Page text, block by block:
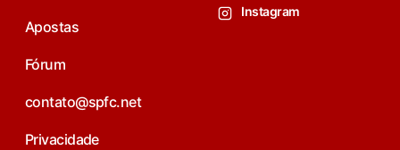
Apostas
Fórum
contato@spfc.net
Privacidade
Instagram